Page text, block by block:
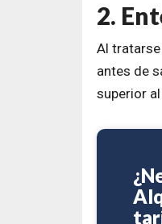
2.
Al
antes de
superior